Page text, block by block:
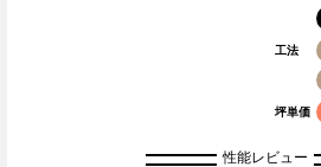
工法
坪単価
性能レビュー